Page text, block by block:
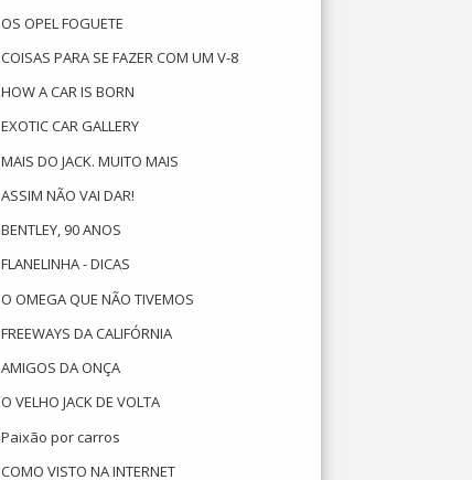
OS OPEL FOGUETE
COISAS PARA SE FAZER COM UM V-8
HOW A CAR IS BORN
EXOTIC CAR GALLERY
MAIS DO JACK. MUITO MAIS
ASSIM NÃO VAI DAR!
BENTLEY, 90 ANOS
FLANELINHA - DICAS
O OMEGA QUE NÃO TIVEMOS
FREEWAYS DA CALIFÓRNIA
AMIGOS DA ONÇA
O VELHO JACK DE VOLTA
Paixão por carros
COMO VISTO NA INTERNET